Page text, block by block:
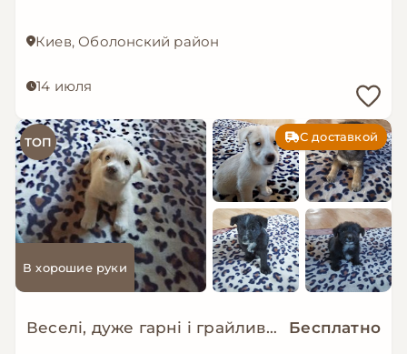
Киев, Оболонский район
14 июля
ТОП С доставкой
В хорошие руки
Веселі, дуже гарні і грайливі цуценята шукають об'єкт для ощасливлення Бесплатно